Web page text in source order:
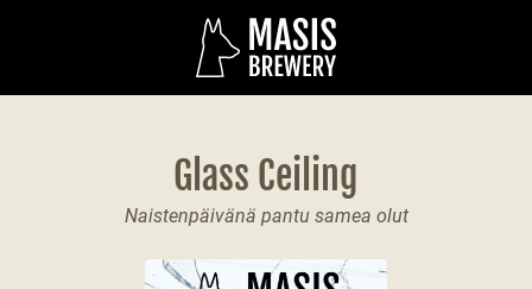
Glass Ceiling
Naistenpäivänä pantu samea olut